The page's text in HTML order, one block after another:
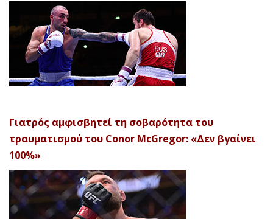
Γιατρός αμφισβητεί τη σοβαρότητα του
τραυματισμού του Conor McGregor: «Δεν βγαίνει
100%»